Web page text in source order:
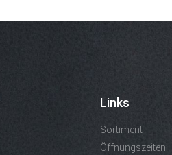
Links
Sortiment
Öffnungszeiten